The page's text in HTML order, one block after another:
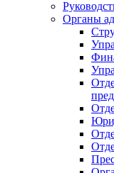
Органы